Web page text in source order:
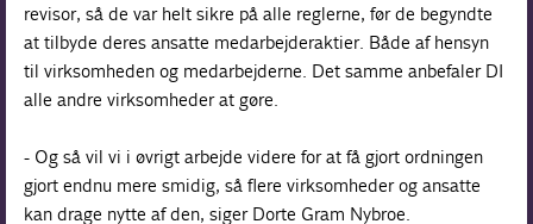
revisor, så de var helt sikre på alle reglerne, før de begyndte
at tilbyde deres ansatte medarbejderaktier. Både af hensyn
til virksomheden og medarbejderne. Det samme anbefaler DI
alle andre virksomheder at gøre.
- Og så vil vi i øvrigt arbejde videre for at få gjort ordningen
gjort endnu mere smidig, så flere virksomheder og ansatte
kan drage nytte af den, siger Dorte Gram Nybroe.